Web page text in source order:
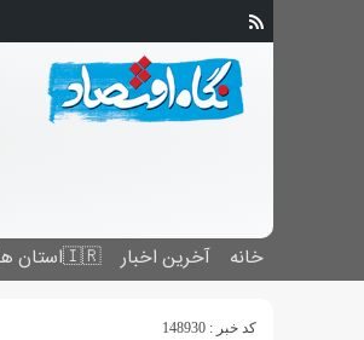
خانه آخرین اخبار 🇮🇷استان ‌ها
کد خبر : 148930